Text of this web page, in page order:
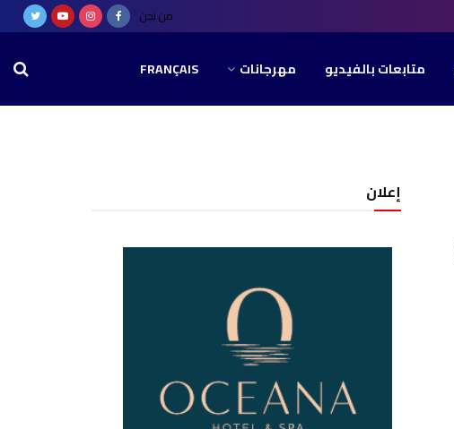
من نحن
متابعات بالفيديو مهرجانات FRANÇAIS
إعلان